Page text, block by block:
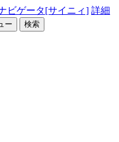
ビゲータ[サイニィ] 詳細
ー 検索